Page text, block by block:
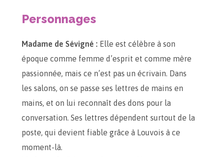
Personnages
Madame de Sévigné : Elle est célèbre à son
époque comme femme d’esprit et comme mère
passionnée, mais ce n’est pas un écrivain. Dans
les salons, on se passe ses lettres de mains en
mains, et on lui reconnaît des dons pour la
conversation. Ses lettres dépendent surtout de la
poste, qui devient fiable grâce à Louvois à ce
moment-là.